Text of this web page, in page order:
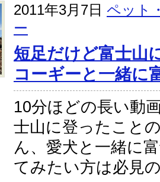
2011年3月7日 ペット
ー
短足だけど富士山
コーギーと一緒に
10分ほどの長い動
士山に登ったこと
ん、愛犬と一緒に
てみたい方は必見